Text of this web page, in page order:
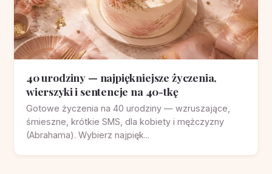
40 urodziny — najpiękniejsze życzenia,
wierszyki i sentencje na 40-tkę
Gotowe życzenia na 40 urodziny — wzruszające,
śmieszne, krótkie SMS, dla kobiety i mężczyzny
(Abrahama). Wybierz najpięk...